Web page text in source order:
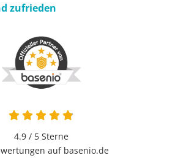
zufrieden
4.9 / 5Sterne
auf basenio.de